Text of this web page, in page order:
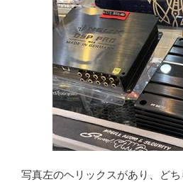
写真左のヘリックスがあり、ど